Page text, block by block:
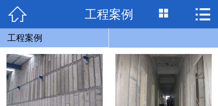
网站首页
产品展示
工程案例
 工程案例  
工程案例